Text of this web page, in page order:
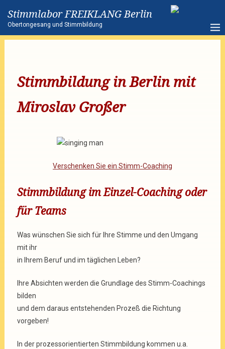
Stimmlabor FREIKLANG Berlin
Obertongesang und Stimmbildung
Stimmbildung in Berlin mit
Miroslav Großer
Verschenken Sie ein Stimm-Coaching
Stimmbildung im Einzel-Coaching oder
für Teams
Was wünschen Sie sich für Ihre Stimme und den Umgang
mit ihr
in Ihrem Beruf und im täglichen Leben?
Ihre Absichten werden die Grundlage des Stimm-Coachings
bilden
und dem daraus entstehenden Prozeß die Richtung
vorgeben!
In der prozessorientierten Stimmbildung kommen u.a.